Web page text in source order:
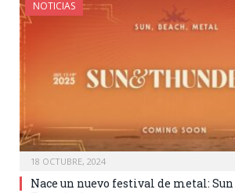
NOTICIAS
18 OCTUBRE, 2024
Nace un nuevo festival de metal: